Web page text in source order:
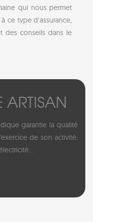
qui nous permet
ce type d’assurance,
des conseils dans le
garantie la qualité
de son activité.